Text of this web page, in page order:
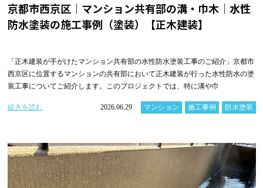
京都市西京区｜マンション共有部の溝・巾木｜水性
防水塗装の施工事例（塗装）【正木建装】
「正木建装が手がけたマンション共有部の水性防水塗装工事のご紹介」京都市
西京区に位置するマンションの共有部において正木建装が行った水性防水の塗
装工事についてご紹介します。このプロジェクトでは、特に溝や巾
続きを読む 2026.06.29 マンション 施工事例 防水塗装